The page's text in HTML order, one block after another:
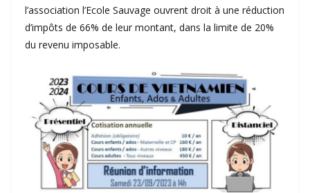
l’association l’Ecole Sauvage ouvrent droit à une réduction
d’impôts de 66% de leur montant, dans la limite de 20%
du revenu imposable.